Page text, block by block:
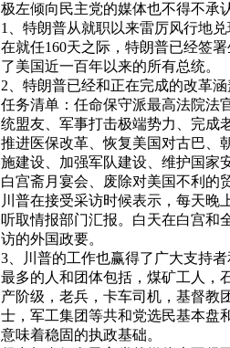
极左倾向民主党的媒体也不得不承
1、特朗普从就职以来雷厉风行地
在就任160天之际，特朗普已经签
了美国近一百年以来的所有总统。
2、特朗普已经和正在完成的改革
任务清单：任命保守派最高法院法
统盟友、军事打击极端势力、完成
推进医保改革、恢复美国对古巴、
施建设、加强军队建设、维护国家
白宫斋月宴会、废除对美国不利
川普在接受采访时候表示，每天晚
听取情报部门汇报。白天在白宫和
访的外国政要。
3、川普的工作也赢得了广大支持
最多的人和团体包括，煤矿工人，
产阶级，老兵，卡车司机，基督教
士，军工集团等共和党选民基本盘
意味着稳固的执政基础。